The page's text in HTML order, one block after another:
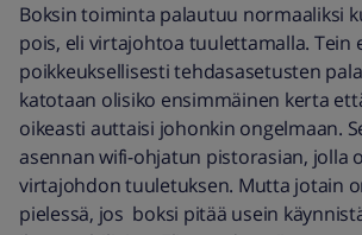
Boksin toiminta palautuu normaaliksi
pois, eli virtajohtoa tuulettamalla. Tein
poikkeuksellisesti tehdasasetusten
katotaan olisiko ensimmäinen kerta
oikeasti auttaisi johonkin ongelmaan.
asennan wifi-ohjatun pistorasian, jolla
virtajohdon tuuletuksen. Mutta jotain
pielessä, jos boksi pitää usein